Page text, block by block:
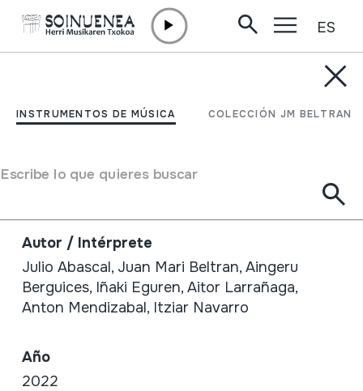
INSTRUMENTOS DE MÚSICA COLECCIÓN JM BELTRAN
Escribe lo que quieres buscar
ES
Soinu-tresnak euskal
Entziklopedia II.
Autor / Intérprete
Julio Abascal, Juan Mari Beltran, Aingeru
Berguices, Iñaki Eguren, Aitor Larrañaga,
Anton Mendizabal, Itziar Navarro
Año
2022